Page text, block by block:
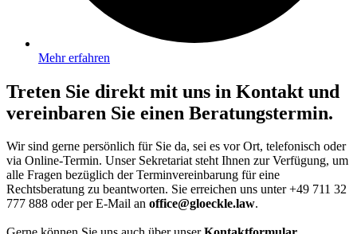
Mehr erfahren
Treten Sie direkt mit uns in Kontakt und
vereinbaren Sie einen Beratungstermin.
Wir sind gerne persönlich für Sie da, sei es vor Ort, telefonisch oder
via Online-Termin. Unser Sekretariat steht Ihnen zur Verfügung, um
alle Fragen bezüglich der Terminvereinbarung für eine
Rechtsberatung zu beantworten. Sie erreichen uns unter +49 711 32
777 888 oder per E-Mail an office@gloeckle.law.